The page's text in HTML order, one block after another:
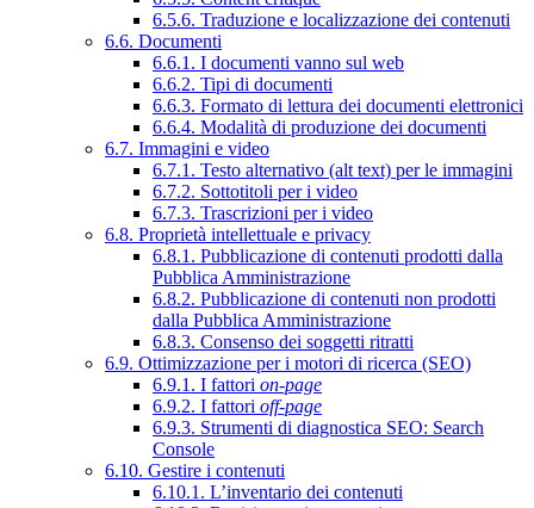
6.5.6. Traduzione e localizzazione dei contenuti
6.6. Documenti
6.6.1. I documenti vanno sul web
6.6.2. Tipi di documenti
6.6.3. Formato di lettura dei documenti elettronici
6.6.4. Modalità di produzione dei documenti
6.7. Immagini e video
6.7.1. Testo alternativo (alt text) per le immagini
6.7.2. Sottotitoli per i video
6.7.3. Trascrizioni per i video
6.8. Proprietà intellettuale e privacy
6.8.1. Pubblicazione di contenuti prodotti dalla
Pubblica Amministrazione
6.8.2. Pubblicazione di contenuti non prodotti
dalla Pubblica Amministrazione
6.8.3. Consenso dei soggetti ritratti
6.9. Ottimizzazione per i motori di ricerca (SEO)
6.9.1. I fattori on-page
6.9.2. I fattori off-page
6.9.3. Strumenti di diagnostica SEO: Search
Console
6.10. Gestire i contenuti
6.10.1. L’inventario dei contenuti